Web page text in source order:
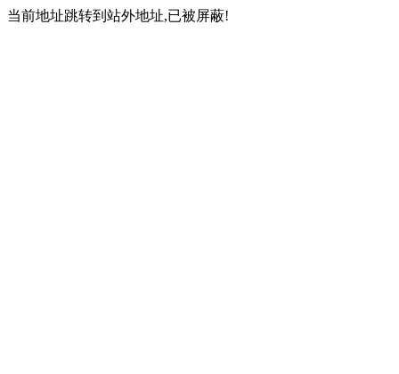
当前地址跳转到站外地址,已被屏蔽!